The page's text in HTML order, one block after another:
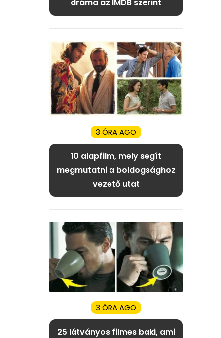
dráma az IMDB szerint
3 ÓRA AGO
10 alapfilm, mely segít
megmutatni a boldogsághoz
vezető utat
3 ÓRA AGO
25 látványos filmes baki, ami